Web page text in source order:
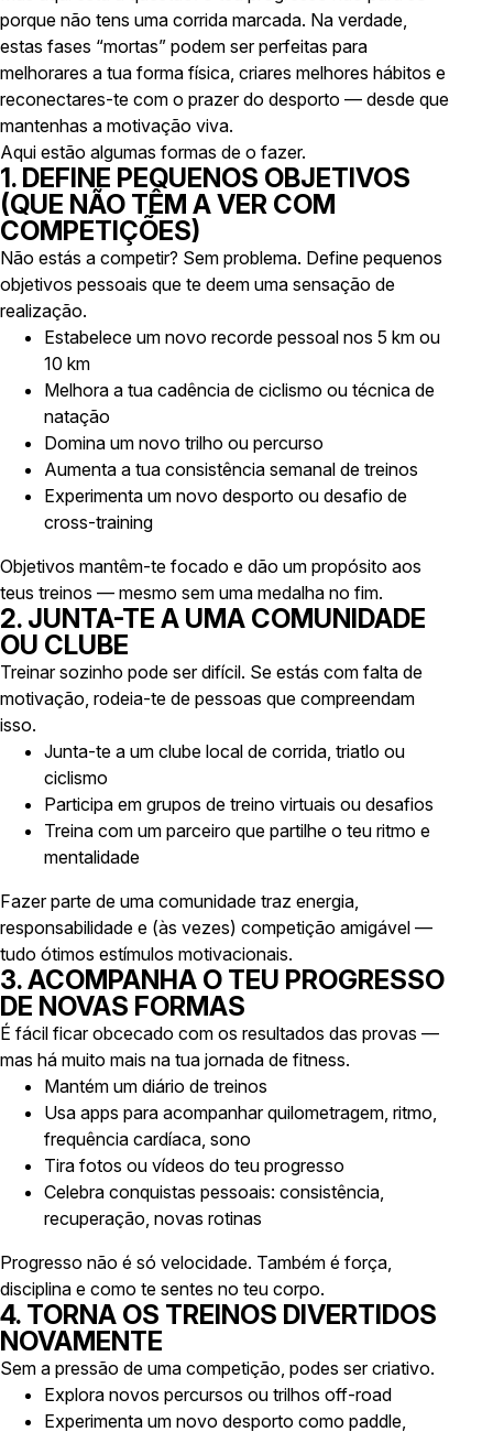
porque não tens uma corrida marcada. Na verdade,
estas fases “mortas” podem ser perfeitas para
melhorares a tua forma física, criares melhores hábitos e
reconectares-te com o prazer do desporto — desde que
mantenhas a motivação viva.
Aqui estão algumas formas de o fazer.
1. DEFINE PEQUENOS OBJETIVOS
(QUE NÃO TÊM A VER COM
COMPETIÇÕES)
Não estás a competir? Sem problema. Define pequenos
objetivos pessoais que te deem uma sensação de
realização.
Estabelece um novo recorde pessoal nos 5 km ou
10 km
Melhora a tua cadência de ciclismo ou técnica de
natação
Domina um novo trilho ou percurso
Aumenta a tua consistência semanal de treinos
Experimenta um novo desporto ou desafio de
cross-training
Objetivos mantêm-te focado e dão um propósito aos
teus treinos — mesmo sem uma medalha no fim.
2. JUNTA-TE A UMA COMUNIDADE
OU CLUBE
Treinar sozinho pode ser difícil. Se estás com falta de
motivação, rodeia-te de pessoas que compreendam
isso.
Junta-te a um clube local de corrida, triatlo ou
ciclismo
Participa em grupos de treino virtuais ou desafios
Treina com um parceiro que partilhe o teu ritmo e
mentalidade
Fazer parte de uma comunidade traz energia,
responsabilidade e (às vezes) competição amigável —
tudo ótimos estímulos motivacionais.
3. ACOMPANHA O TEU PROGRESSO
DE NOVAS FORMAS
É fácil ficar obcecado com os resultados das provas —
mas há muito mais na tua jornada de fitness.
Mantém um diário de treinos
Usa apps para acompanhar quilometragem, ritmo,
frequência cardíaca, sono
Tira fotos ou vídeos do teu progresso
Celebra conquistas pessoais: consistência,
recuperação, novas rotinas
Progresso não é só velocidade. Também é força,
disciplina e como te sentes no teu corpo.
4. TORNA OS TREINOS DIVERTIDOS
NOVAMENTE
Sem a pressão de uma competição, podes ser criativo.
Explora novos percursos ou trilhos off-road
Experimenta um novo desporto como paddle,